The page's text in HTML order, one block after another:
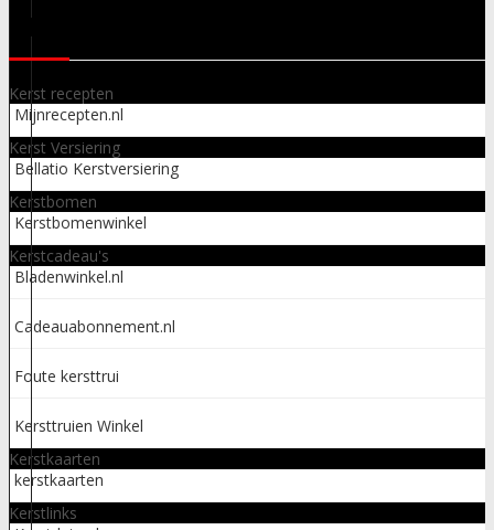
LINKS
Kerst recepten
Mijnrecepten.nl
Kerst Versiering
Bellatio Kerstversiering
Kerstbomen
Kerstbomenwinkel
Kerstcadeau's
Bladenwinkel.nl
Cadeauabonnement.nl
Foute kersttrui
Kersttruien Winkel
Kerstkaarten
kerstkaarten
Kerstlinks